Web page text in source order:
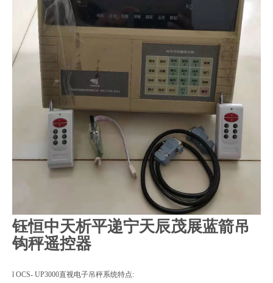
钰恒中天析平递宁天辰茂展蓝箭吊
钩秤遥控器
l OCS- UP3000直视电子吊秤系统特点: